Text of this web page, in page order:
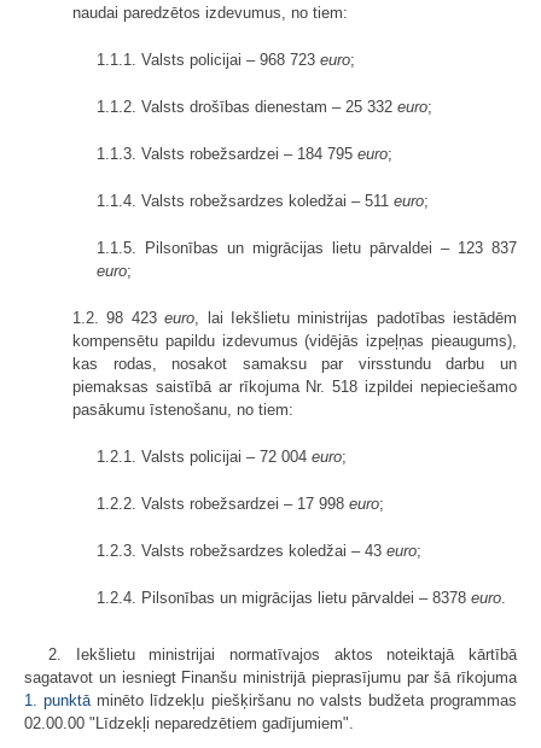
naudai paredzētos izdevumus, no tiem:
1.1.1. Valsts policijai – 968 723 euro;
1.1.2. Valsts drošības dienestam – 25 332 euro;
1.1.3. Valsts robežsardzei – 184 795 euro;
1.1.4. Valsts robežsardzes koledžai – 511 euro;
1.1.5. Pilsonības un migrācijas lietu pārvaldei – 123 837
euro;
1.2. 98 423euro , lai Iekšlietu ministrijas padotības iestādēm
kompensētu papildu izdevumus (vidējās izpeļņas pieaugums),
kas rodas, nosakot samaksu par virsstundu darbu un
piemaksas saistībā ar rīkojuma Nr. 518 izpildei nepieciešamo
pasākumu īstenošanu, no tiem:
1.2.1. Valsts policijai – 72 004 euro;
1.2.2. Valsts robežsardzei – 17 998 euro;
1.2.3. Valsts robežsardzes koledžai – 43 euro;
1.2.4. Pilsonības un migrācijas lietu pārvaldei – 8378 euro
2. Iekšlietu ministrijai normatīvajos aktos noteiktajā kārtībā
sagatavot un iesniegt Finanšu ministrijā pieprasījumu par šā rīkojuma
1. punktā minēto līdzekļu piešķiršanu no valsts budžeta programmas
02.00.00 "Līdzekļi neparedzētiem gadījumiem".